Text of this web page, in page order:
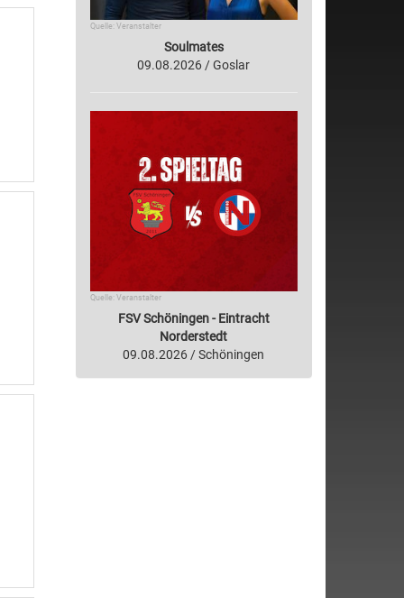
Quelle: Veranstalter
Soulmates
09.08.2026 / Goslar
Quelle: Veranstalter
FSV Schöningen - Eintracht
Norderstedt
09.08.2026 / Schöningen